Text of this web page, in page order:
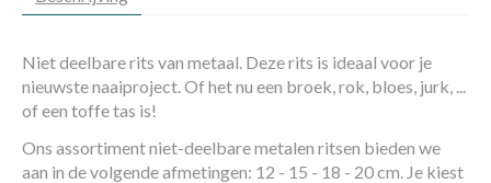
Niet deelbare rits van metaal. Deze rits is ideaal voor je
nieuwste naaiproject. Of het nu een broek, rok, bloes, jurk, ...
of een toffe tas is!
Ons assortiment niet-deelbare metalen ritsen bieden we
aan in de volgende afmetingen: 12 - 15 - 18 - 20 cm. Je kiest